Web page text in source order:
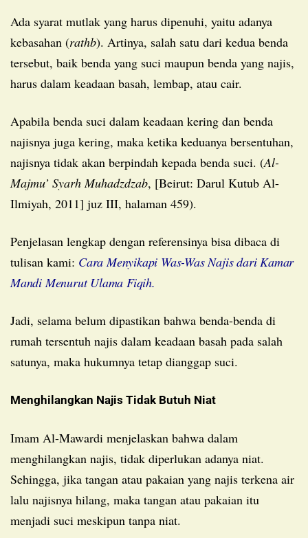
Ada syarat mutlak yang harus dipenuhi, yaitu adanya
kebasahan (rathb). Artinya, salah satu dari kedua benda
tersebut, baik benda yang suci maupun benda yang najis,
harus dalam keadaan basah, lembap, atau cair.
Apabila benda suci dalam keadaan kering dan benda
najisnya juga kering, maka ketika keduanya bersentuhan,
najisnya tidak akan berpindah kepada benda suci. (Al-
Majmu’ Syarh Muhadzdzab, [Beirut: Darul Kutub Al-
Ilmiyah, 2011] juz III, halaman 459).
Penjelasan lengkap dengan referensinya bisa dibaca di
tulisan kami: Cara Menyikapi Was-Was Najis dari Kamar
Mandi Menurut Ulama Fiqih.
Jadi, selama belum dipastikan bahwa benda-benda di
rumah tersentuh najis dalam keadaan basah pada salah
satunya, maka hukumnya tetap dianggap suci.
Menghilangkan Najis Tidak Butuh Niat
Imam Al-Mawardi menjelaskan bahwa dalam
menghilangkan najis, tidak diperlukan adanya niat.
Sehingga, jika tangan atau pakaian yang najis terkena air
lalu najisnya hilang, maka tangan atau pakaian itu
menjadi suci meskipun tanpa niat.